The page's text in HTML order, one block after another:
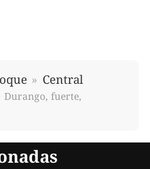
Central
Durango, fuerte,